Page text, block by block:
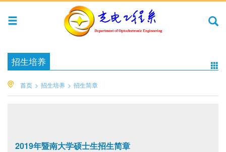
招生培养
首页 > 招生培养 > 招生简章
2019年暨南大学硕士生招生简章